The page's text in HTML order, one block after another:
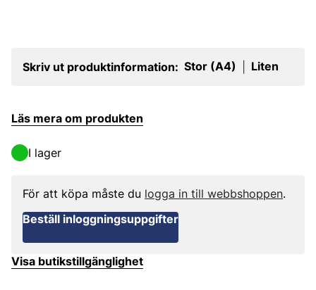
Skriv ut produktinformation: Stor (A4) Liten
Läs mera om produkten
I lager
För att köpa måste du logga in till webbshoppen.
Beställ inloggningsuppgifter
Visa butikstillgänglighet